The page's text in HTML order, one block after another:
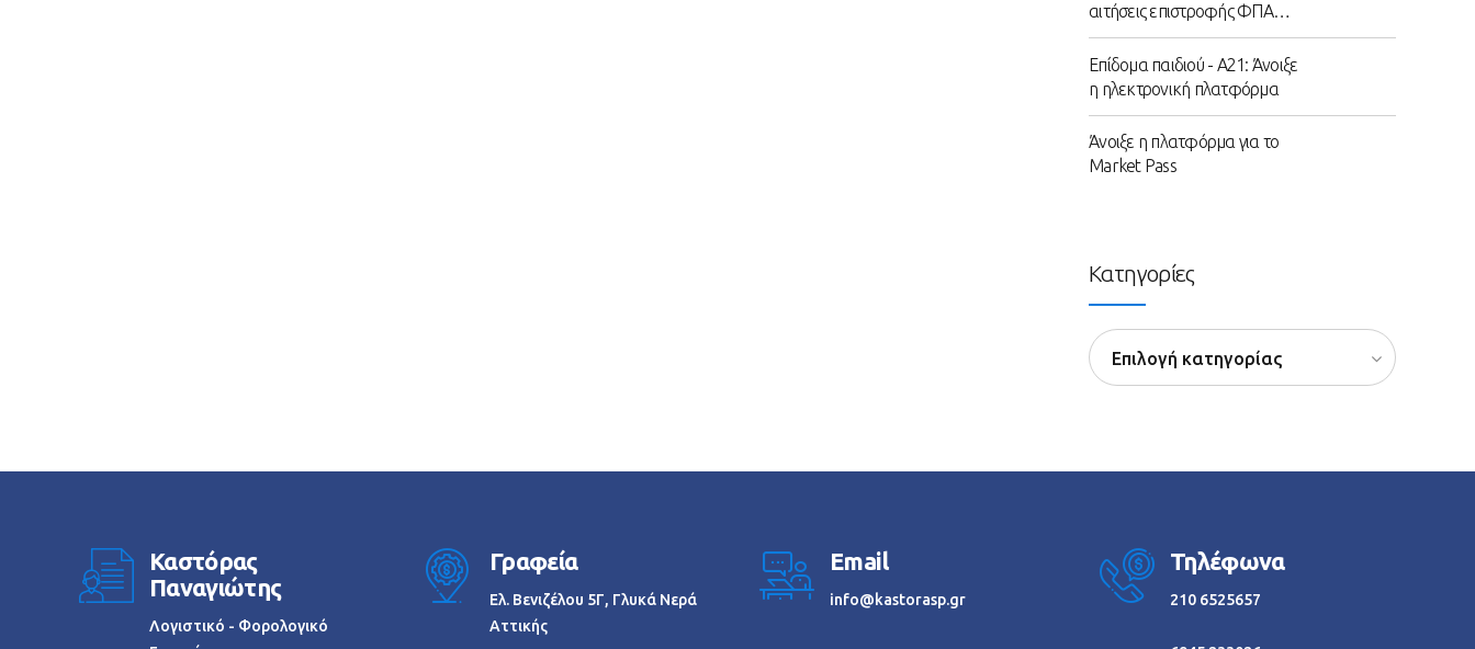
αιτήσεις επιστροφής ΦΠΑ
από αγρότες ειδικού
καθεστώτος
Επίδομα παιδιού - Α21: Άνοιξε
η ηλεκτρονική πλατφόρμα
Άνοιξε η πλατφόρμα για το
Market Pass
Κατηγορίες
Επιλογή κατηγορίας
Καστόρας
Παναγιώτης
Λογιστικό - Φορολογικό
Γραφεία
Ελ. Βενιζέλου 5Γ, Γλυκά Νερά
Αττικής
Email
info@kastorasp.gr
Τηλέφωνα
210 6525657